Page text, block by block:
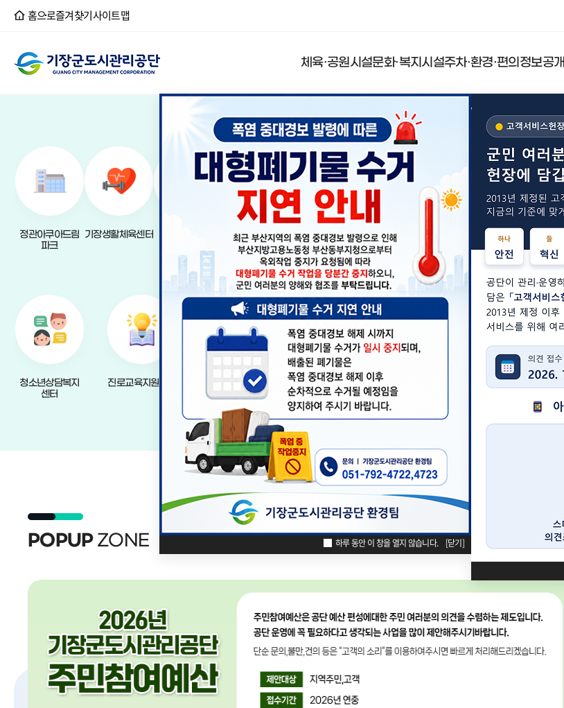
홈으로즐겨찾기사이트맵
체육·공원시설
기장군도시관리공단
체육·공원시설
정관아쿠아드림파크 기장생활체육센터
월드컵빌리지
일광야구체험관 및
실내야구연습장
철마체육시설
문화·복지시설
기장군도시관리공단
문화·복지시설
청소년수련관 문화예절학교
기장청소년센터
정관청소년센터
종합사회복지관
기장군가족센터
주차·환경·편의
기장군도시관리공단
주차·환경·편의
주차시설 재활용선별장
쓰레기종량제봉투판매
정보공개
기장군도시관리공단
정보공개
정보공개
정보공개 제도
정보공개 신청
사전정보공표
제공 현황
정보목록
기장군도시관리공단
고객광장
고객의소리 칭찬합시다
고객서비스헌장
서비스이행기준
작업중지요청제
기장군도시관리공단
알림마당
새소식
보도자료
기장사람들
법령 및 규정
관련법령 및 지침
조례
정관 및 규정
기장군도시관리공단
열린경영
경영공시
경영공시
예산현황
재무현황
ESG 경영 선언문
ESG 경영체계
ESG 경영성과보고서
안전경영
연도별 안전보건계획
시설물 안전점검 및 투자실적
사회공헌 주요활동내역
실종미아찾기
기장군도시관리공단
공단소개
CEO인사말
설립배경 및 연혁
미션/비젼
CI소개
조직 및 직원안내
찾아오시는길
하루 동안 이 창을 열지 않습니다. [닫기]
정관아쿠아드림
파크
기장생활체육센터
드림볼파크
장안천가족휴게공
원 리틀·
소프트볼구장
월드컵빌리지
일광야구체험관
및
실내야구연습장
정관체육시설
청소년상담복지
센터
진로교육지원센터 기장청소년센터 정관청소년센터
다행복한
POPUP ZONE 05 10